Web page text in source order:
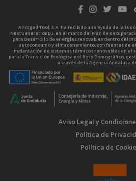
A Forged Tool, S.A. ha recibido una ayuda de la
NextGenerationEU, en el marco del Plan de
para Desarrollo de energías renovables dentro del
autoconsumo y almacenamiento, con fuentes de
implantación de sistemas térmicos renovables en el
para la Transición Ecológica y el Reto Demográfico,
a través de la Agencia Andaluza
Aviso Legal y
Política de
Política de